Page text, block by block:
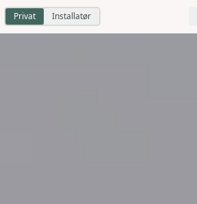
Privat Installatør